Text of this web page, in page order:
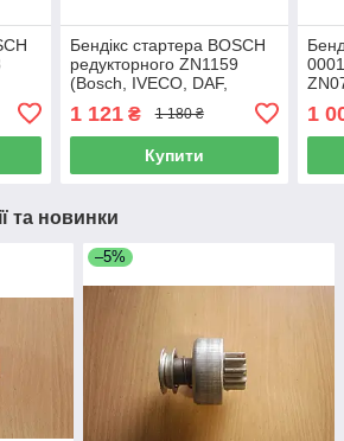
Бендікс стартера BOSCH
редукторного ZN1159
(Bosch, IVECO, DAF,
1 121₴ 1 180 ₴
Купити
1
та новинки
–5%